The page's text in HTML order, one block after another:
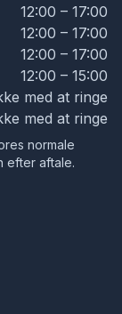
12:00 – 17:00
12:00 – 17:00
12:00 – 17:00
12:00 – 15:00
med at ringe
med at ringe
normale
efter aftale.